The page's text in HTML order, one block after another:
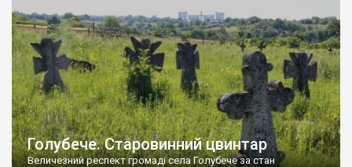
Голубече. Старовинний цвинтар
Величезний респект громаді села Голубече за стан